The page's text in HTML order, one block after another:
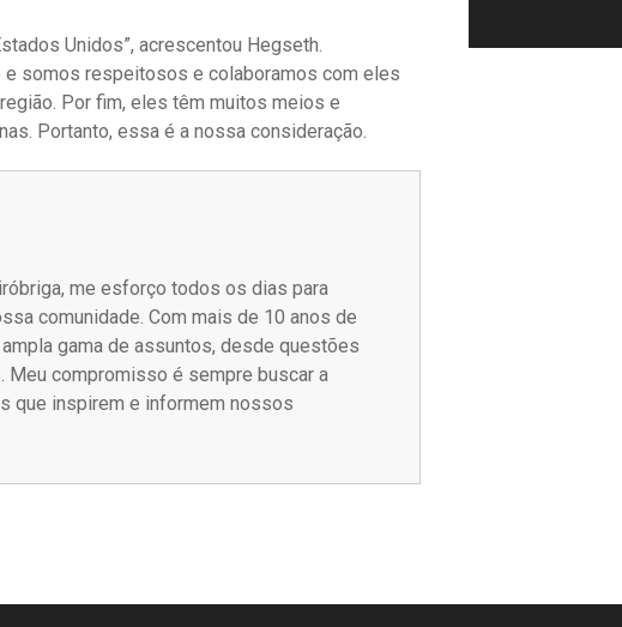
Unidos”, acrescentou Hegseth.
somos respeitosos e colaboramos com eles
Por fim, eles têm muitos meios e
Portanto, essa é a nossa consideração.
me esforço todos os dias para
comunidade. Com mais de 10 anos de
gama de assuntos, desde questões
compromisso é sempre buscar a
que inspirem e informem nossos